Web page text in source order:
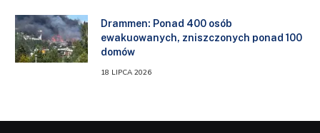
Drammen: Ponad 400 osób
ewakuowanych, zniszczonych ponad 100
domów
18 LIPCA 2026